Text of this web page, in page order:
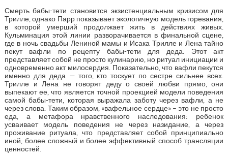
Смерть бабы-тети становится экзистенциальным кризисом для
Трилле, однако Парр показывает экологичную модель горевания,
в которой умерший продолжает жить в действиях живых.
Кульминация этой линии разворачивается в финальной сцене,
где в ночь свадьбы Лениной мамы и Исака Трилле и Лена тайно
пекут вафли по рецепту бабы-тети для деда. Этот акт
представляет собой не просто кулинарию, но ритуал инициации и
одновременно акт милосердия. Показательно, что вафли пекутся
именно для деда — того, кто тоскует по сестре сильнее всех.
Трилле и Лена не говорят деду о своей любви прямо, они
выпекают ее, что является точной проекцией модели поведения
самой бабы-тети, которая выражала заботу через вафли, а не
через слова. Таким образом, «вафельное сердце» – это не просто
еда, а метафора нравственного наследования: ребенок
усваивает модель поведения не через назидание, а через
проживание ритуала, что представляет собой принципиально
иной, более сложный и более эффективный способ трансляции
ценностей.